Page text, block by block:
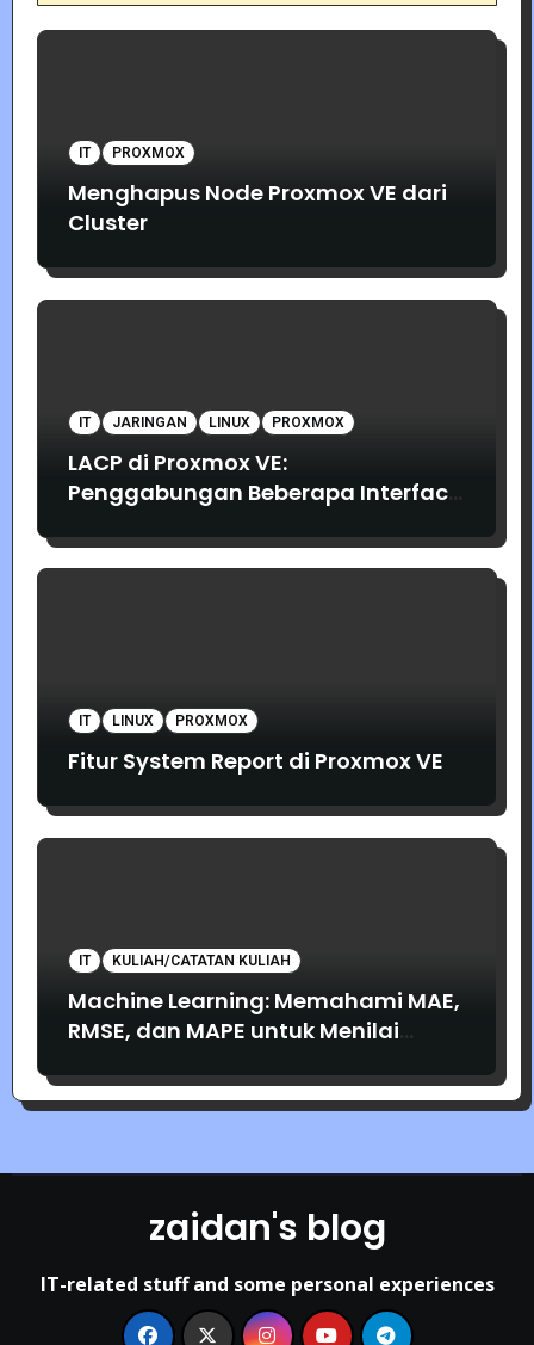
IT PROXMOX
Menghapus Node Proxmox VE dari
Cluster
IT JARINGAN LINUX PROXMOX
LACP di Proxmox VE:
Penggabungan Beberapa Interface
IT LINUX PROXMOX
Fitur System Report di Proxmox VE
IT KULIAH/CATATAN KULIAH
Machine Learning: Memahami MAE,
RMSE, dan MAPE untuk Menilai
zaidan's blog
IT-related stuff and some personal experiences